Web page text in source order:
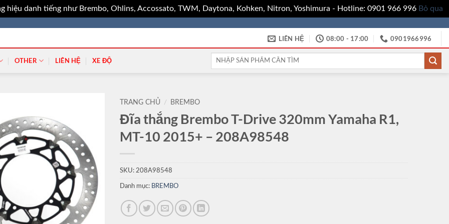
hiệu danh tiếng như Brembo, Ohlins, Accossato, TWM, Daytona, Kohken, Nitron, Yoshimura - Hotline: 0901 966 996 Bỏ qua
LIÊN HỆ 08:00 - 17:00 0901966996
OTHER LIÊN HỆ XE ĐỘ
Tìm
TRANG CHỦ / BREMBO
Đĩa thắng Brembo T-Drive 320mm Yamaha R1,
MT-10 2015+ – 208A98548
SKU: 208A98548
Danh mục: BREMBO